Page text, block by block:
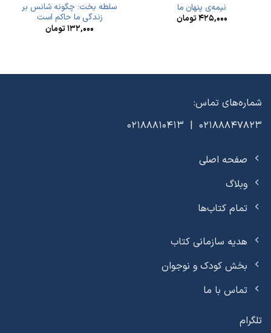
نیمه‌ی پنهان ما
۴۲۵,۰۰۰تومان
سلطه بخت: چگونه شانس بر
زندگی‌ ما حاکم است
۱۳۲,۰۰۰تومان
شماره‌های تماس:
02188847823 | 02188810413
صفحه اصلی
وبلاگ
تمام کتاب‌ها
هدیه سازمانی کتاب
بخش کودک و نوجوان
تماس با ما
تلگرام